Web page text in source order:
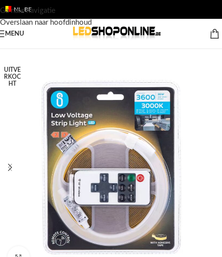
Ga naar navigatie
Overslaan naar hoofdinhoud
NL_BE
MENU
Home/ Producten/LED STRIPS /LED Strips 24v
UITVE
RKOC
HT